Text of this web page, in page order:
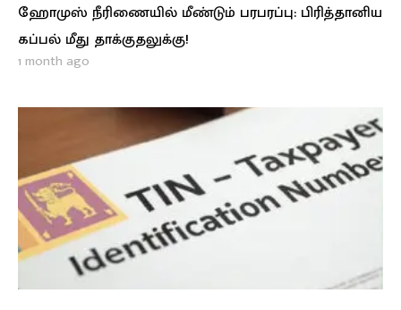
ஹோமுஸ் நீரிணையில் மீண்டும் பரபரப்பு: பிரித்தானிய
கப்பல் மீது தாக்குதலுக்கு!
1 month ago